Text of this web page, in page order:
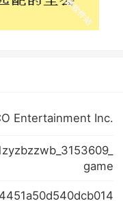
Entertainment Inc.
game